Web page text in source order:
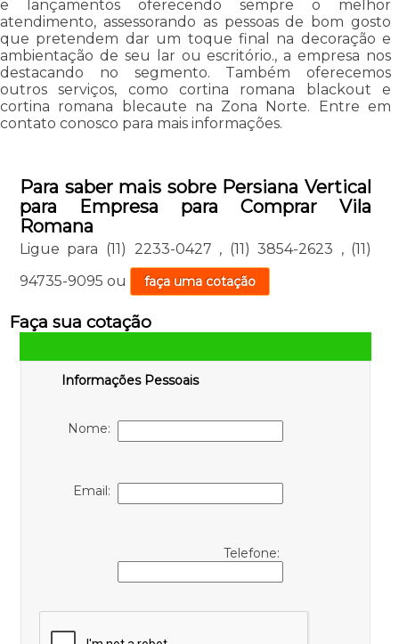
e lançamentos oferecendo sempre o melhor
atendimento, assessorando as pessoas de bom gosto
que pretendem dar um toque final na decoração e
ambientação de seu lar ou escritório., a empresa nos
destacando no segmento. Também oferecemos
outros serviços, como cortina romana blackout e
cortina romana blecaute na Zona Norte. Entre em
contato conosco para mais informações.
Para saber mais sobre Persiana Vertical
para Empresa para Comprar Vila
Romana
Ligue para (11) 2233-0427 , (11) 3854-2623 , (11)
94735-9095 ou faça uma cotação
Faça sua cotação
Informações Pessoais
Nome:
Email:
Telefone: